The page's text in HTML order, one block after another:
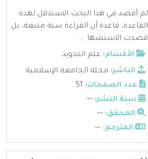
لم أقصد في هذا البحث الاستدلال لهذه
القاعدة، قاعدة أن القراءة سنة متبعة، بل
قصدت الاستشها ...
الأقسام: علم التجويد
الناشر: مجلة الجامعة الإسلامية
عدد الصفحات:
سنة النشر: ---
المحقق: ---
المترجم: ---